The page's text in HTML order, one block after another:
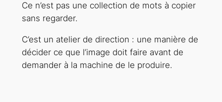
Ce n’est pas une collection de mots à copier
sans regarder.
C’est un atelier de direction : une manière de
décider ce que l’image doit faire avant de
demander à la machine de le produire.